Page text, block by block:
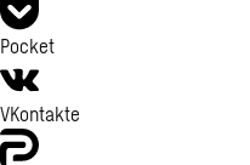
Pocket
VKontakte